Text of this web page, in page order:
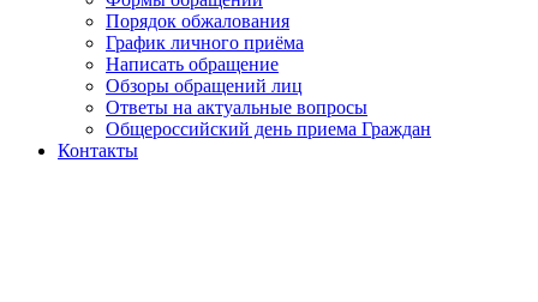
Порядок обжалования
График личного приёма
Написать обращение
Обзоры обращений лиц
Ответы на актуальные вопросы
Общероссийский день приема Граждан
Контакты